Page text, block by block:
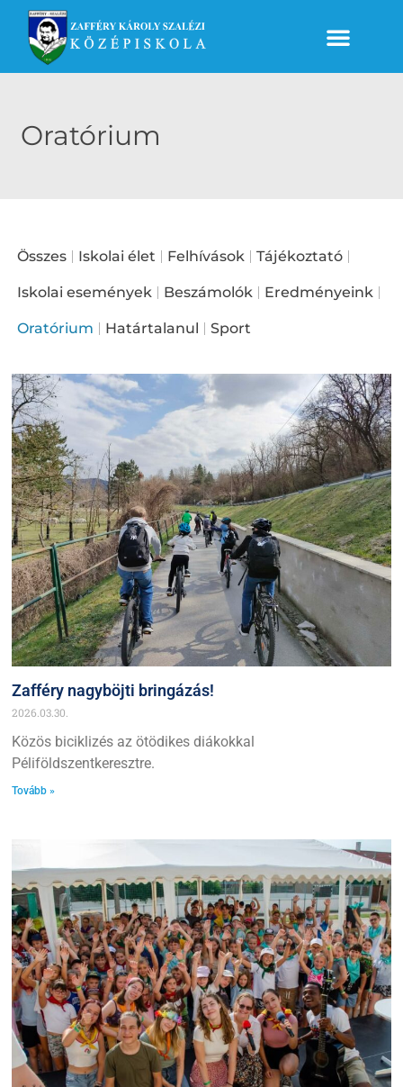
Oratórium
Összes Iskolai élet Felhívások Tájékoztató
Iskolai események Beszámolók Eredményeink
Oratórium Határtalanul Sport
Zafféry nagyböjti bringázás!
2026.03.30.
Közös biciklizés az ötödikes diákokkal
Péliföldszentkeresztre.
Tovább »